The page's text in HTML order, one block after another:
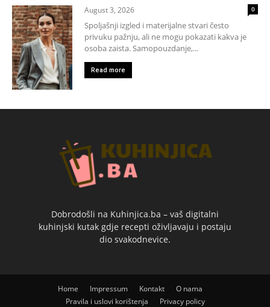
August 3, 2026 0
Spoljašnji izgled i materijalne stvari često
privuku pažnju, ali ne mogu pokazati kakva je
osoba zaista. Samopouzdanje,...
Read more
Dobrodošli na Kuhinjica.ba – vaš digitalni
kuhinjski kutak gdje recepti oživljavaju i postaju
dio svakodnevice.
Home Impressum Kontakt
O nama
Pravila i uslovi korištenja
Privacy policy